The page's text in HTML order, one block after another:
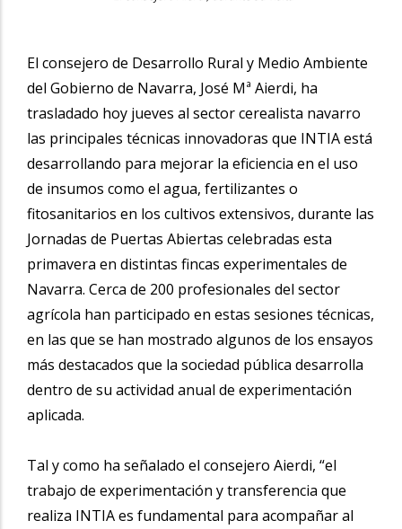
El consejero de Desarrollo Rural y Medio Ambiente
del Gobierno de Navarra, José Mª Aierdi, ha
trasladado hoy jueves al sector cerealista navarro
las principales técnicas innovadoras que INTIA está
desarrollando para mejorar la eficiencia en el uso
de insumos como el agua, fertilizantes o
fitosanitarios en los cultivos extensivos, durante las
Jornadas de Puertas Abiertas celebradas esta
primavera en distintas fincas experimentales de
Navarra. Cerca de 200 profesionales del sector
agrícola han participado en estas sesiones técnicas,
en las que se han mostrado algunos de los ensayos
más destacados que la sociedad pública desarrolla
dentro de su actividad anual de experimentación
aplicada.
Tal y como ha señalado el consejero Aierdi, “el
trabajo de experimentación y transferencia que
realiza INTIA es fundamental para acompañar al